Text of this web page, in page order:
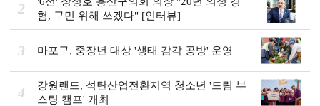
2
험, 구민 위해 쓰겠다" [인터뷰]
3 마포구, 중장년 대상 '생태 감각 공방' 운영
4
강원랜드, 석탄산업전환지역 청소년 '드림 부
스팅 캠프' 개최